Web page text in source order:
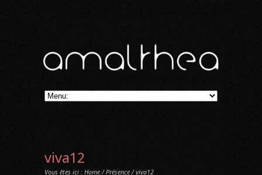
viva12
Vous êtes ici : Home/Présence/ viva12